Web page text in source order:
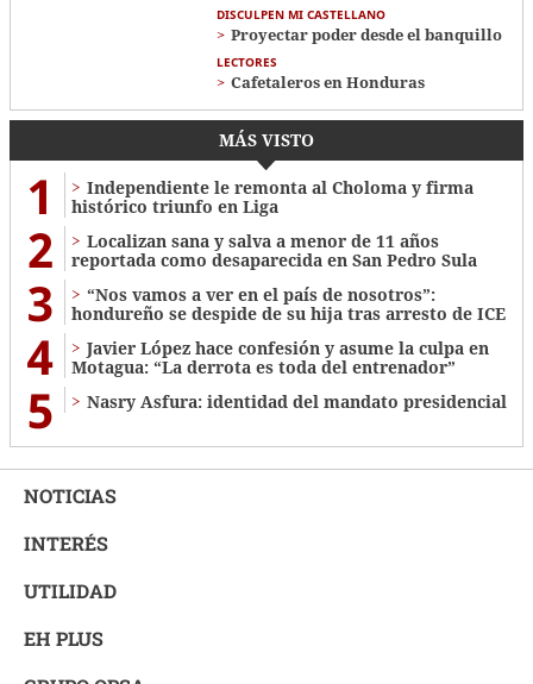
DISCULPEN MI CASTELLANO
Proyectar poder desde el banquillo
LECTORES
Cafetaleros en Honduras
MÁS VISTO
1
Independiente le remonta al Choloma y firma
histórico triunfo en Liga
2
Localizan sana y salva a menor de 11 años
reportada como desaparecida en San Pedro Sula
3
“Nos vamos a ver en el país de nosotros”:
hondureño se despide de su hija tras arresto de ICE
4
Javier López hace confesión y asume la culpa en
Motagua: “La derrota es toda del entrenador”
5 Nasry Asfura: identidad del mandato presidencial
NOTICIAS
INTERÉS
UTILIDAD
EH PLUS